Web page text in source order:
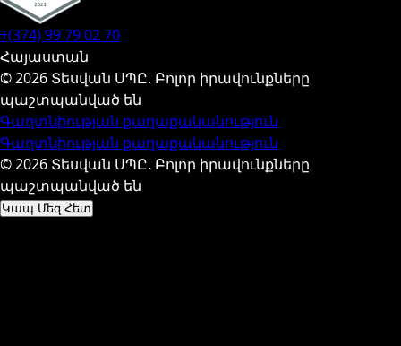
+(374) 99 79 02 70
Հայաստան
© 2026 Տեսվան ՍՊԸ. Բոլոր իրավունքները
պաշտպանված են
Գաղտնիության քաղաքականություն
Գաղտնիության քաղաքականություն
© 2026 Տեսվան ՍՊԸ. Բոլոր իրավունքները
պաշտպանված են
Կապ Մեզ Հետ